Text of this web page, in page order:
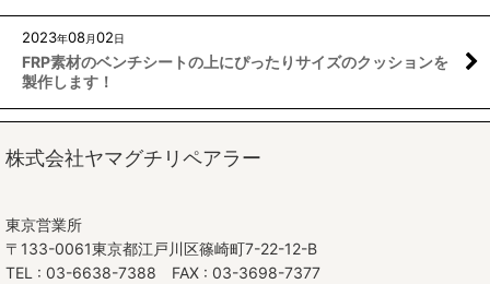
2023年08月02日
FRP素材のベンチシートの上にぴったりサイズのクッションを
製作します！
株式会社ヤマグチリペアラー
東京営業所
〒133-0061東京都江戸川区篠崎町7-22-12-B
TEL : 03-6638-7388 FAX : 03-3698-7377